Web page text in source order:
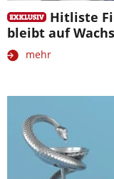
Hitliste
bleibt auf
mehr